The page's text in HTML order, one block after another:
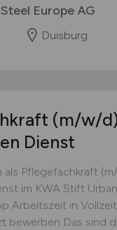
Europe AG
Duisburg
(m/w/
Dienst
als Pflegefachkraft
im KWA Stift
Arbeitszeit in
bewerben Das sind